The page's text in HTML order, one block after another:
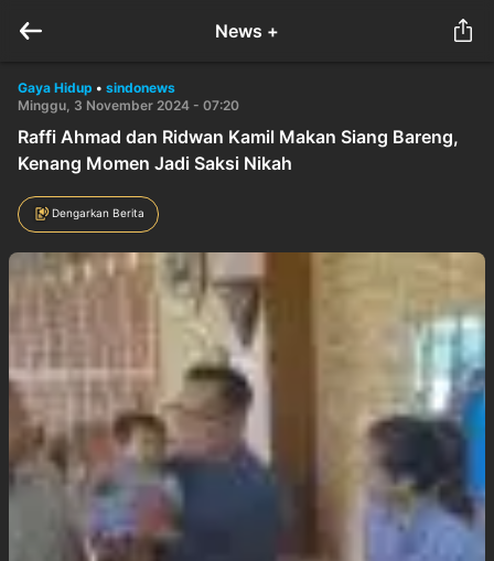
News +
Gaya Hidup • sindonews
Minggu, 3 November 2024 - 07:20
Raffi Ahmad dan Ridwan Kamil Makan Siang Bareng,
Kenang Momen Jadi Saksi Nikah
Dengarkan Berita